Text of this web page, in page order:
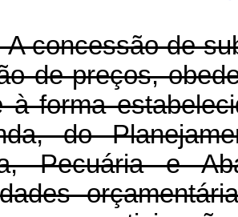
concessão de
de preços,
à forma
do
Pecuária e